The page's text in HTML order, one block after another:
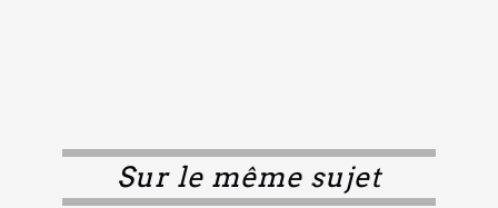
Sur le même sujet